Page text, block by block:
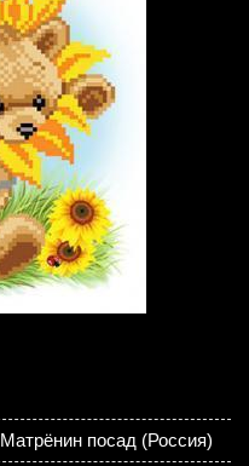
Матрёнин посад (Россия)